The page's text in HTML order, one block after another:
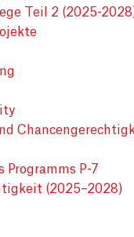
Teil 2 (2025-
Programms P-7
(2025–2028)